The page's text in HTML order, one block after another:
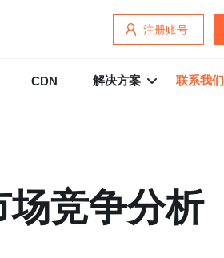
注册账号
CDN 解决方案 联系我们
场竞争分析